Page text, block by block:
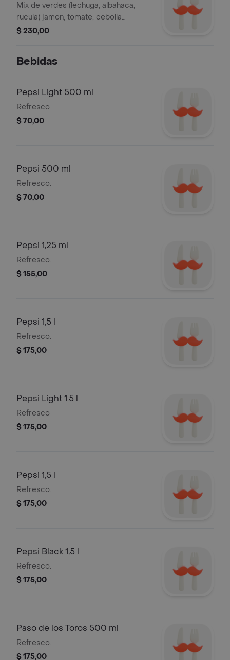
Mix de verdes (lechuga, albahaca,
rucula) jamon, tomate, cebolla
caramelizada.
$ 230,00
Bebidas
Pepsi Light 500 ml
Refresco
$ 70,00
Pepsi 500 ml
Refresco.
$ 70,00
Pepsi 1,25 ml
Refresco.
$ 155,00
Pepsi 1,5 l
Refresco.
$ 175,00
Pepsi Light 1.5 l
Refresco
$ 175,00
Pepsi 1,5 l
Refresco.
$ 175,00
Pepsi Black 1,5 l
Refresco.
$ 175,00
Paso de los Toros 500 ml
Refresco.
$ 175,00